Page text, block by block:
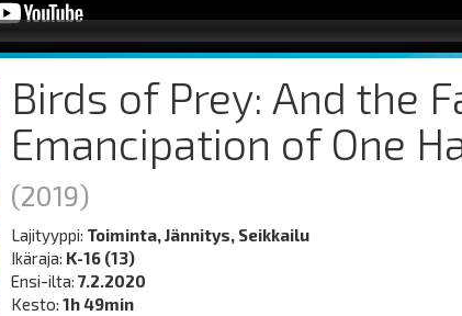
Birds of Prey: And the
Emancipation of One
(2019)
Lajityyppi: Toiminta, Jännitys, Seikkailu
Ikäraja: K-16 (13)
Ensi-ilta: 7.2.2020
Kesto: 1h 49min